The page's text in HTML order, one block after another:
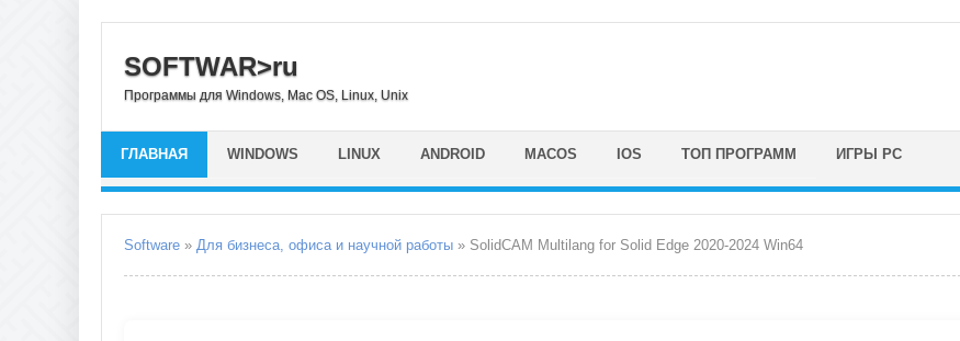
SOFTWAR>ru
Программы для Windows, Mac OS, Linux, Unix
ГЛАВНАЯ WINDOWS LINUX ANDROID MACOS IOS ТОП ПРОГРАММ ИГРЫ PC
Software » Для бизнеса, офиса и научной работы » SolidCAM Multilang for Solid Edge 2020-2024 Win64